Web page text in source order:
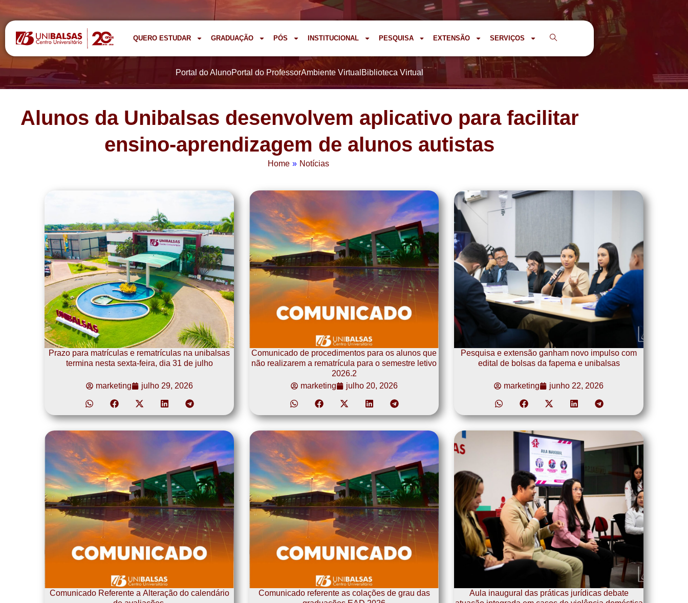
QUERO ESTUDAR GRADUAÇÃO PÓS INSTITUCIONAL PESQUISA EXTENSÃO SERVIÇOS
Portal do AlunoPortal do ProfessorAmbiente Virtual Biblioteca Virtual
Alunos da Unibalsas desenvolvem aplicativo para facilitar
ensino-aprendizagem de alunos autistas
Home » Notícias
Prazo para matrículas e rematrículas na unibalsas
termina nesta sexta-feira, dia 31 de julho
marketing julho 29, 2026
Comunicado de procedimentos para os alunos que
não realizarem a rematrícula para o semestre letivo
2026.2
marketing
julho 20, 2026
Pesquisa e extensão ganham novo impulso com
edital de bolsas da fapema e unibalsas
marketing junho 22, 2026
Comunicado Referente a Alteração do calendário
Comunicado referente as colações de grau das
Aula inaugural das práticas jurídicas debate